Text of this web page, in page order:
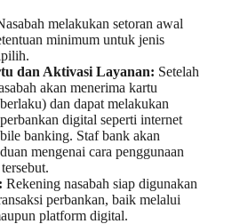
melakukan setoran awal
minimum untuk jenis
dan Aktivasi Layanan: Setelah
akan menerima kartu
dan dapat melakukan
digital seperti internet
banking. Staf bank akan
mengenai cara penggunaan
Rekening nasabah siap digunakan
perbankan, baik melalui
platform digital.